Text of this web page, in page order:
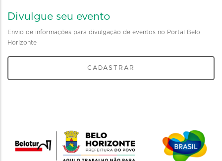
Divulgue seu evento
Envio de informações para divulgação de eventos no Portal Belo
Horizonte
CADASTRAR